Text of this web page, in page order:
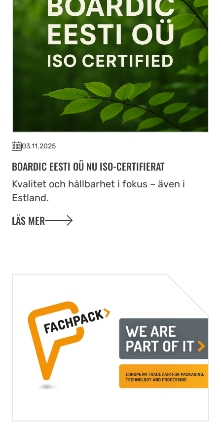
03.11.2025
BOARDIC EESTI OÜ NU ISO-CERTIFIERAT
Kvalitet och hållbarhet i fokus – även i
Estland.
LÄS MER